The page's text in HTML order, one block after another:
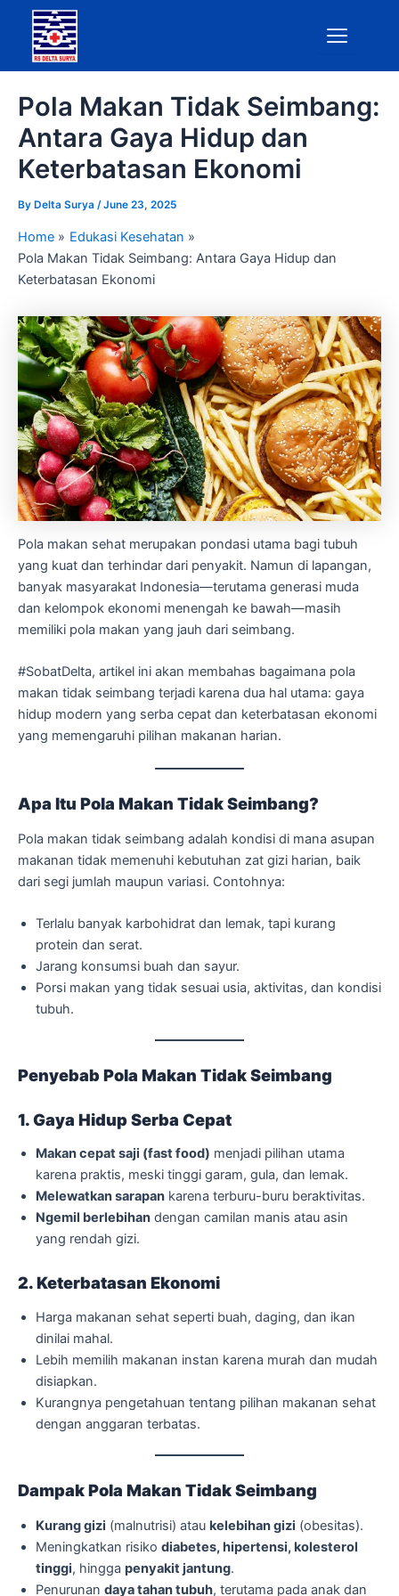
content
Pola Makan Tidak Seimbang:
Antara Gaya Hidup dan
Keterbatasan Ekonomi
By Delta Surya /June 23, 2025
Home
Edukasi Kesehatan
Pola Makan Tidak Seimbang: Antara Gaya Hidup dan
Keterbatasan Ekonomi
Pola makan sehat merupakan pondasi utama bagi tubuh
yang kuat dan terhindar dari penyakit. Namun di lapangan,
banyak masyarakat Indonesia—terutama generasi muda
dan kelompok ekonomi menengah ke bawah—masih
memiliki pola makan yang jauh dari seimbang.
#SobatDelta, artikel ini akan membahas bagaimana pola
makan tidak seimbang terjadi karena dua hal utama: gaya
hidup modern yang serba cepat dan keterbatasan ekonomi
yang memengaruhi pilihan makanan harian.
Apa Itu Pola Makan Tidak Seimbang?
Pola makan tidak seimbang adalah kondisi di mana asupan
makanan tidak memenuhi kebutuhan zat gizi harian, baik
dari segi jumlah maupun variasi. Contohnya:
Terlalu banyak karbohidrat dan lemak, tapi kurang
protein dan serat.
Jarang konsumsi buah dan sayur.
Porsi makan yang tidak sesuai usia, aktivitas, dan kondisi
tubuh.
Penyebab Pola Makan Tidak Seimbang
1. Gaya Hidup Serba Cepat
Makan cepat saji (fast food) menjadi pilihan utama
karena praktis, meski tinggi garam, gula, dan lemak.
Melewatkan sarapan karena terburu-buru beraktivitas.
Ngemil berlebihan dengan camilan manis atau asin
yang rendah gizi.
2. Keterbatasan Ekonomi
Harga makanan sehat seperti buah, daging, dan ikan
dinilai mahal.
Lebih memilih makanan instan karena murah dan mudah
disiapkan.
Kurangnya pengetahuan tentang pilihan makanan sehat
dengan anggaran terbatas.
Dampak Pola Makan Tidak Seimbang
Kurang gizi (malnutrisi) atau kelebihan gizi (obesitas).
Meningkatkan risiko diabetes, hipertensi, kolesterol
tinggi, hingga penyakit jantung.
Penurunan daya tahan tubuh, terutama pada anak dan